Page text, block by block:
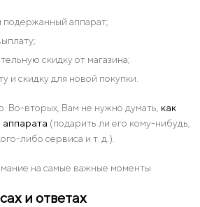
подержанный аппарат;
скидку от магазина;
и скидку для новой покупки.
Во-вторых, Вам не нужно думать, как
аппарата (подарить ли его кому-нибудь,
либо сервиса и т. д.).
на самые важные моменты.
и ответах